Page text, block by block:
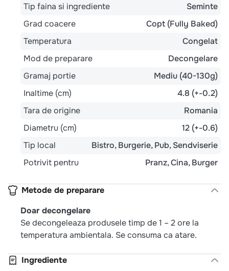
Tip faina si ingrediente
Seminte
Grad coacere
Copt (Fully Baked)
Temperatura
Congelat
Mod de preparare
Decongelare
Gramaj portie
Mediu (40-130g)
Inaltime (cm)
4.8 (+-0.2)
Tara de origine
Romania
Diametru (cm)
12 (+-0.6)
Tip local
Bistro Burgerie Pub Sendviserie
Potrivit pentru
Pranz Cina Burger
Metode de preparare
Doar decongelare
Se decongeleaza produsele timp de 1 – 2 ore la
temperatura ambientala. Se consuma ca atare.
Ingrediente